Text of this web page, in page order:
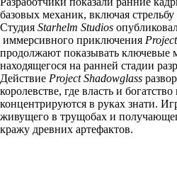
базовых механик, включая стрельбу
Студия Starhelm Studios
иммерсивного приключения
продолжают показывать ключевые
находящегося на ранней стадии
Действие Project Shadowglass
королевстве, где власть и богатство
концентрируются в руках знати.
живущего в трущобах и
кражу древних артефактов.